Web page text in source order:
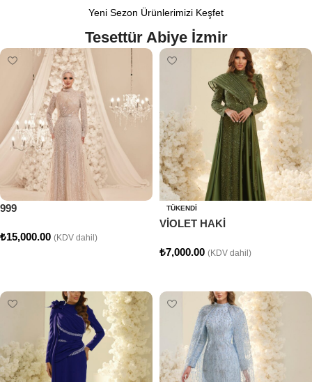
Yeni Sezon Ürünlerimizi Keşfet
Tesettür Abiye İzmir
999
₺15,000.00 (KDV dahil)
TÜKENDI
VİOLET HAKİ
₺7,000.00 (KDV dahil)